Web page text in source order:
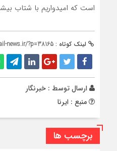
است که امیدواریم با شتاب
لینک کوتاه : news.ir/?p=38165
ارسال توسط : خبرنگار
منبع : ایرنا
برچسب ها